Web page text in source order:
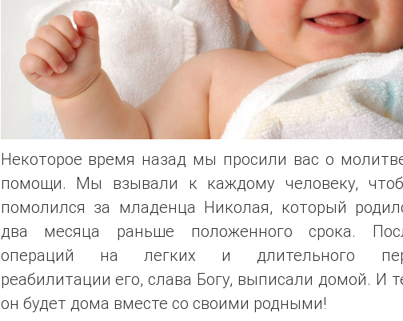
Некоторое время назад мы просили вас о
помощи. Мы взывали к каждому человеку,
помолился за младенца Николая, который
два месяца раньше положенного срока.
операций на легких и длительного
реабилитации его, слава Богу, выписали домой. И
он будет дома вместе со своими родными!